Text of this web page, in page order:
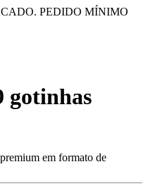
PEDIDO MÍNIMO
gotinhas
em formato de